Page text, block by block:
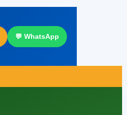
💬 WhatsApp